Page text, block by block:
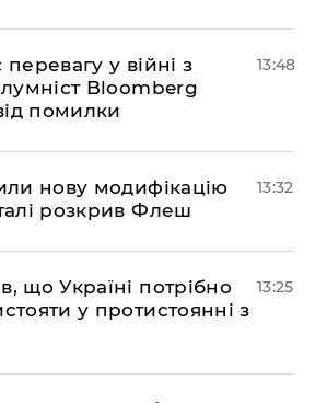
у війні з
Bloomberg
помилки
13:48
нову модифікацію
розкрив Флеш
13:32
що Україні потрібно
у протистоянні з
13:25